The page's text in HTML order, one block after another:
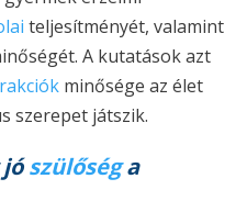
teljesítményét, valamint
A kutatások azt
minősége az élet
szerepet játszik.
jószülőséga